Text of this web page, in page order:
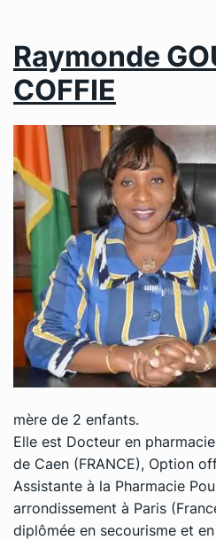
Raymonde
COFFIE
mère de 2 enfants.
Elle est Docteur en pharmacie
de Caen (FRANCE), Option
Assistante à la Pharmacie
arrondissement à Paris
diplômée en secourisme et